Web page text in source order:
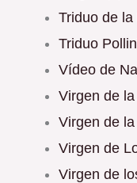
Triduo de
Triduo
Vídeo de
Virgen de
Virgen de
Virgen de
Virgen de